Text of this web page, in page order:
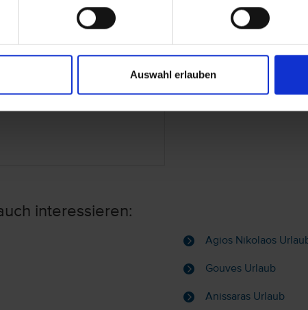
Auswahl erlauben
interessieren:
Agios Nikolaos
Gouves Urlaub
Anissaras Urlaub